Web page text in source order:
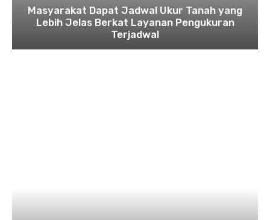
Masyarakat Dapat Jadwal Ukur Tanah yang
Lebih Jelas Berkat Layanan Pengukuran
Terjadwal